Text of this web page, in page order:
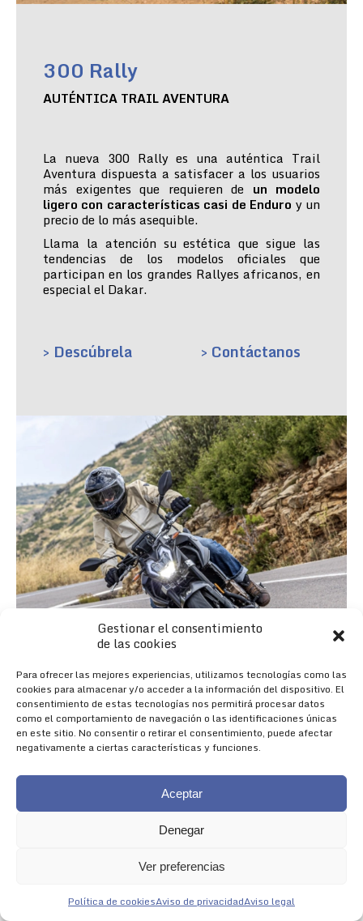
Gestionar el consentimiento
de las cookies
Para ofrecer las mejores experiencias, utilizamos tecnologías como las
cookies para almacenar y/o acceder a la información del dispositivo. El
consentimiento de estas tecnologías nos permitirá procesar datos
como el comportamiento de navegación o las identificaciones únicas
en este sitio. No consentir o retirar el consentimiento, puede afectar
negativamente a ciertas características y funciones.
Aceptar
Denegar
Ver preferencias
Política de cookiesAviso de privacidadAviso legal
300 Rally
AUTÉNTICA TRAIL AVENTURA
La nueva 300 Rally es una auténtica Trail
Aventura dispuesta a satisfacer a los usuarios
más exigentes que requieren de un modelo
ligero con características casi de Enduro y un
precio de lo más asequible.
Llama la atención su estética que sigue las
tendencias de los modelos oficiales que
participan en los grandes Rallyes africanos, en
especial el Dakar.
> Descúbrela > Contáctanos
NACIDA PARA IMPRESIONAR